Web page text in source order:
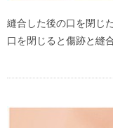
縫合した後の口を閉じ
口を閉じると傷跡と縫